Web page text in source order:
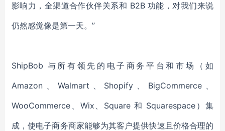
影响力，全渠道合作伙伴关系和 B2B 功能，对我们来说
仍然感觉像是第一天。”
ShipBob 与所有领先的电子商务平台和市场（如
Amazon、Walmart、Shopify、BigCommerce、
WooCommerce、Wix、Square 和 Squarespace）集
成，使电子商务商家能够为其客户提供快速且价格合理的